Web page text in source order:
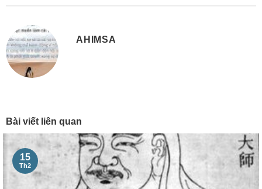
AHIMSA
Bài viết liên quan
15
Th2